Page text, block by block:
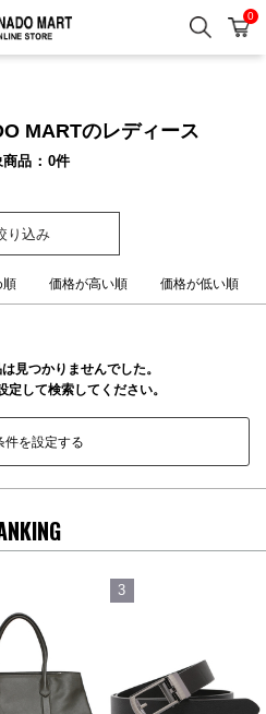
検索 カ
0
MARTのレディース
商品 0件
り込み
順 価格が高い順 価格が低い順
見つかりませんでした。
定して検索してください。
件を設定する
3